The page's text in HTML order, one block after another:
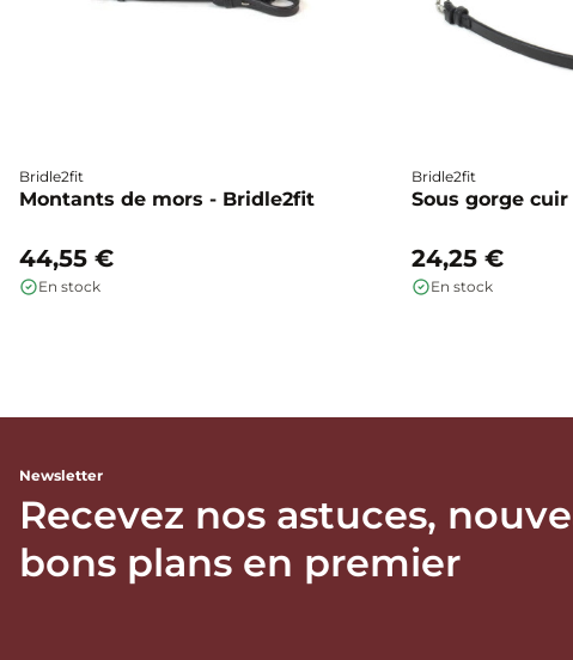
Bridle2fit
Montants de mors - Bridle2fit
44,55 €
En stock
Bridle2fit
Sous gorge
24,25 €
En stock
Newsletter
Recevez nos astuces,
bons plans en premier